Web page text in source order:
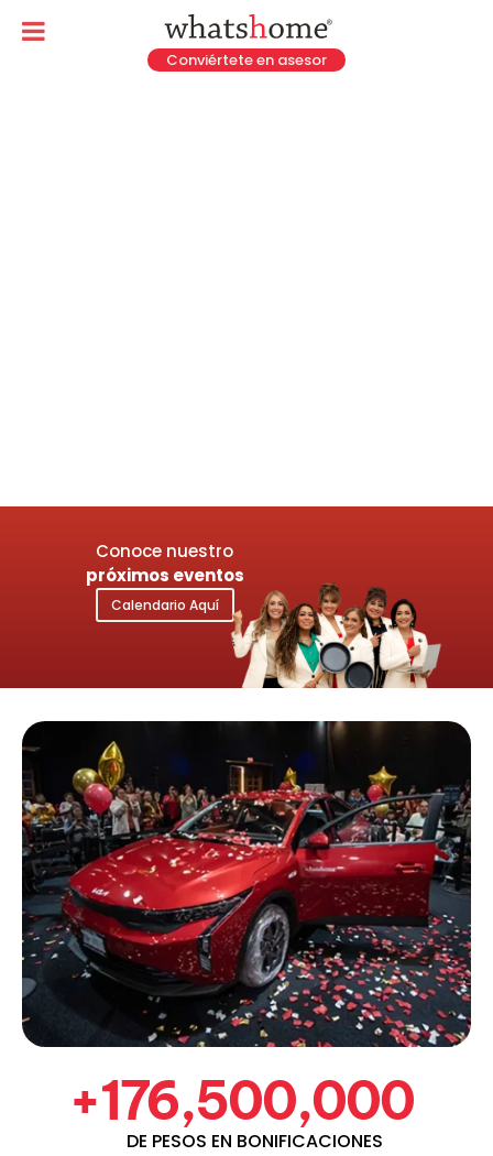
Conviértete en asesor
Conoce nuestro
próximos eventos
Calendario Aquí
+176,500,000
DE PESOS EN BONIFICACIONES